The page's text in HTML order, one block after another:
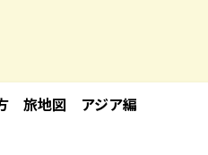
旅地図 アジア編